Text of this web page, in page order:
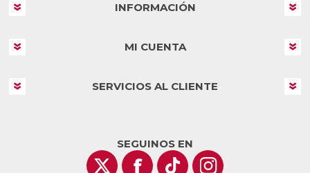
INFORMACIÓN
MI CUENTA
SERVICIOS AL CLIENTE
SEGUINOS EN